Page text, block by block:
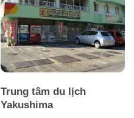
Trung tâm du lịch
Yakushima